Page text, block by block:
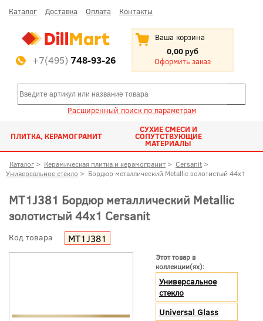
Каталог Доставка Оплата Контакты
+7(495) 748-93-26
Ваша корзина
0,00 руб
Оформить заказ
Расширенный поиск по параметрам
ПЛИТКА, КЕРАМОГРАНИТ
СУХИЕ СМЕСИ И
СОПУТСТВУЮЩИЕ
МАТЕРИАЛЫ
Каталог > Керамическая плитка и керамогранит > Cersanit >
Универсальное стекло > Бордюр металлический Metallic золотистый 44x1
MT1J381 Бордюр металлический Metallic
золотистый 44x1 Cersanit
Код товара MT1J381
Этот товар в
коллекции(ях):
Универсальное
стекло
Universal Glass